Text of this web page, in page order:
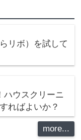
リボ）を試して
ハウスクリーニ
ればよいか？
more...